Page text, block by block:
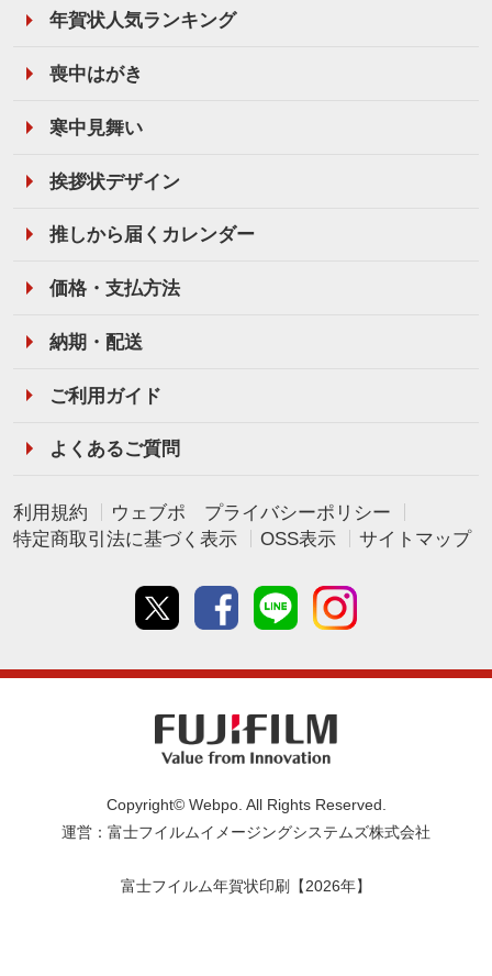
年賀状人気ランキング
喪中はがき
寒中見舞い
挨拶状デザイン
推しから届くカレンダー
価格・支払方法
納期・配送
ご利用ガイド
よくあるご質問
利用規約
ウェブポ プライバシーポリシー
特定商取引法に基づく表示
OSS表示 サイトマップ
Twitter Facebookline
Copyright© Webpo. All Rights Reserved.
運営：富士フイルムイメージングシステムズ株式会社
富士フイルム年賀状印刷【2026年】